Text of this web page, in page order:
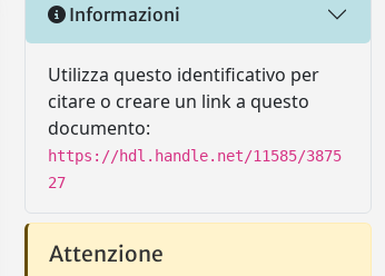
Informazioni
Utilizza questo identificativo per
citare o creare un link a questo
documento:
https://hdl.handle.net/11585/3875
27
Attenzione